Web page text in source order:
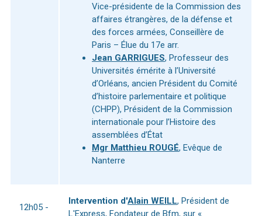
Vice-présidente de la Commission des
affaires étrangères, de la défense et
des forces armées, Conseillère de
Paris – Élue du 17e arr.
Jean GARRIGUES, Professeur des
Universités émérite à l’Université
d’Orléans, ancien Président du Comité
d’histoire parlementaire et politique
(CHPP), Président de la Commission
internationale pour l’Histoire des
assemblées d’État
Mgr Matthieu ROUGÉ, Evêque de
Nanterre
12h05 -
Intervention d'Alain WEILL, Président de
L'Express, Fondateur de Bfm, sur «